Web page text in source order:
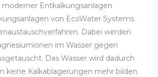
moderner Entkalkungsanlagen
von EcoWater Systems
Dabei werden
im Wasser gegen
Das Wasser wird dadurch
keine Kalkablagerungen mehr bilden.